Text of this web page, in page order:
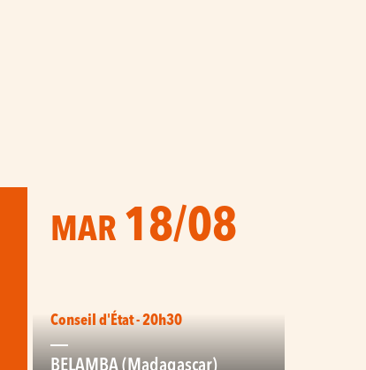
MAR 18/08
Conseil d'État - 20h30
BELAMBA (Madagascar)